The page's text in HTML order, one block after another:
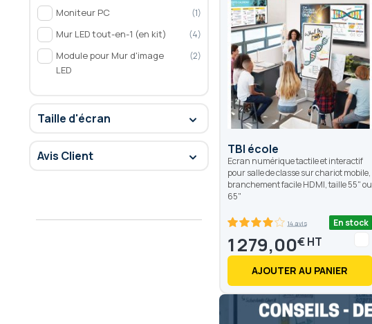
TBI école
Ecran numérique tactile et interactif
pour salle de classe sur chariot mobile,
branchement facile HDMI, taille 55" ou
65"
14 avis En stock
1 279,00€
AJOUTER AU PANIER
Moniteur PC 1
Mur LED tout-en-1 (en kit) 4
Module pour Mur d'image
LED
2
Taille d'écran
Avis Client